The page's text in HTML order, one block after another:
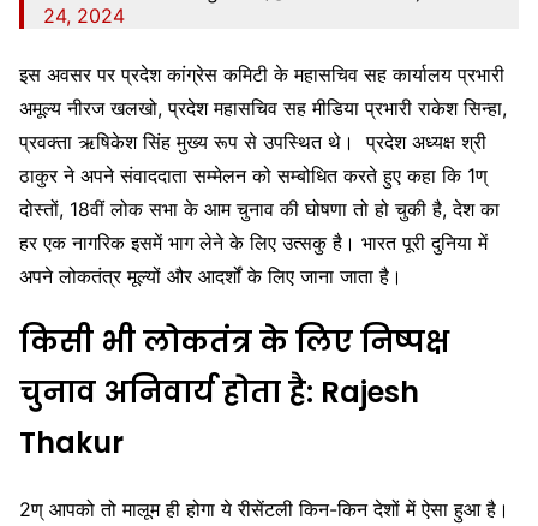
24, 2024
इस अवसर पर प्रदेश कांग्रेस कमिटी के महासचिव सह कार्यालय प्रभारी
अमूल्य नीरज खलखो, प्रदेश महासचिव सह मीडिया प्रभारी राकेश सिन्हा,
प्रवक्ता ऋषिकेश सिंह मुख्य रूप से उपस्थित थे। प्रदेश अध्यक्ष श्री
ठाकुर ने अपने संवाददाता सम्मेलन को सम्बोधित करते हुए कहा कि 1ण्
दोस्तों, 18वीं लोक सभा के आम चुनाव की घोषणा तो हो चुकी है, देश का
हर एक नागरिक इसमें भाग लेने के लिए उत्सकु है। भारत पूरी दुनिया में
अपने लोकतंत्र मूल्यों और आदर्शों के लिए जाना जाता है।
किसी भी लोकतंत्र के लिए निष्पक्ष
चुनाव अनिवार्य होता है: Rajesh
Thakur
2ण् आपको तो मालूम ही होगा ये रीसेंटली किन-किन देशों में ऐसा हुआ है।